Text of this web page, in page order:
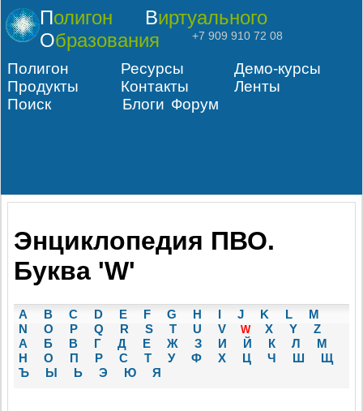
Полигон
Виртуального
Образования
+7 909 910 72 08
Полигон Ресурсы
Демо-курсы
Продукты
Контакты
Ленты
Поиск
Блоги Форум
Энциклопедия ПВО.
Буква 'W'
A B C D E F G H I J K L
M
N
O P Q R S T U V W X Y
Z
А
Б В Г Д Е Ж З И Й К Л
М
Н
О П Р С Т У Ф Х Ц Ч Ш
Щ
Ъ
Ы Ь Э Ю Я